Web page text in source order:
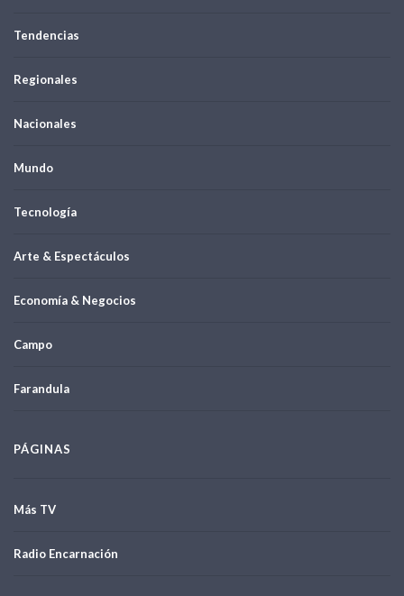
Tendencias
Regionales
Nacionales
Mundo
Tecnología
Arte & Espectáculos
Economía & Negocios
Campo
Farandula
PÁGINAS
Más TV
Radio Encarnación